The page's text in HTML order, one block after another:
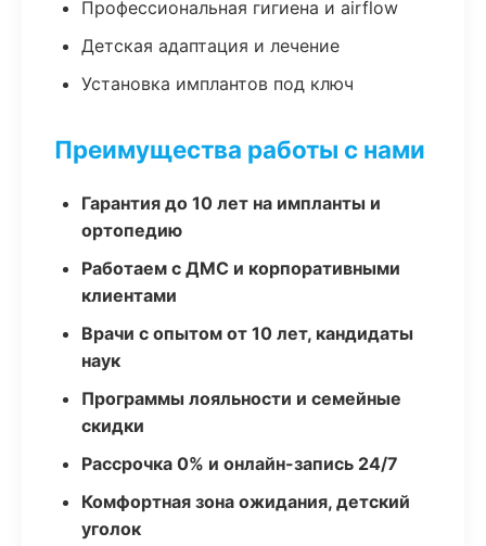
Профессиональная гигиена и airflow
Детская адаптация и лечение
Установка имплантов под ключ
Преимущества работы с нами
Гарантия до 10 лет на импланты и
ортопедию
Работаем с ДМС и корпоративными
клиентами
Врачи с опытом от 10 лет, кандидаты
наук
Программы лояльности и семейные
скидки
Рассрочка 0% и онлайн-запись 24/7
Комфортная зона ожидания, детский
уголок